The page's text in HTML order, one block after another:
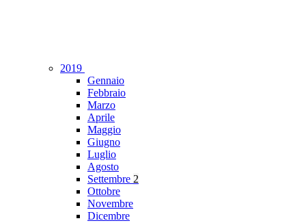
2019
Gennaio
Febbraio
Marzo
Aprile
Maggio
Giugno
Luglio
Agosto
Settembre 2
Ottobre
Novembre
Dicembre